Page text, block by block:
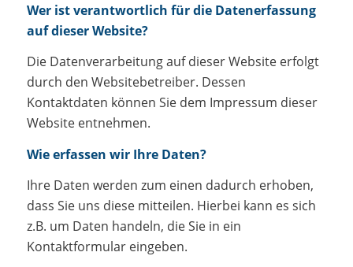
Wer ist verantwortlich für die Datenerfassung
auf dieser Website?
Die Datenverarbeitung auf dieser Website erfolgt
durch den Websitebetreiber. Dessen
Kontaktdaten können Sie dem Impressum dieser
Website entnehmen.
Wie erfassen wir Ihre Daten?
Ihre Daten werden zum einen dadurch erhoben,
dass Sie uns diese mitteilen. Hierbei kann es sich
z.B. um Daten handeln, die Sie in ein
Kontaktformular eingeben.